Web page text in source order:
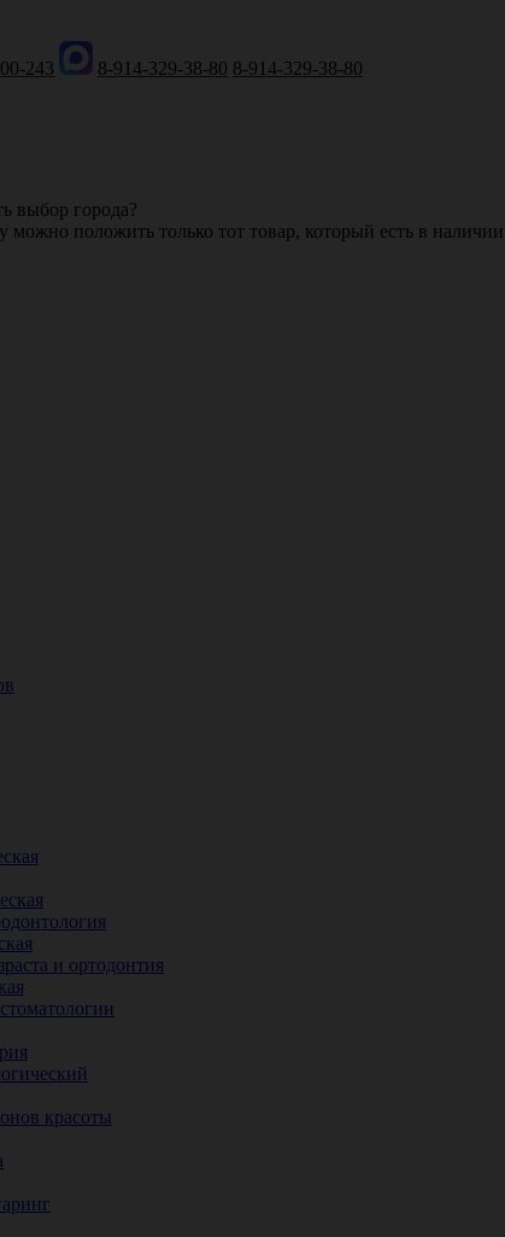
243 8-914-329-38-80 8-914-329-38-80
выбор города?
можно положить только тот товар, который есть в
и ортодонтия
красоты